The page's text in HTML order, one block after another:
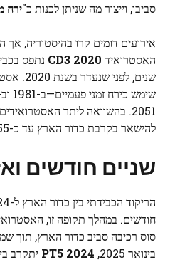
סביבו, וייצור מה שניתן לכנות כ"ירח
אירועים דומים קרו בהיסטוריה, אך
האסטרואיד 2020 CD3
נתפס
שנים, לפני שנעדר בשנת 2020. אסטרואיד נוסף,
2051. בהשוואה ליתר האסטרואידים,
להישאר בקרבת כדור הארץ עד כ-2055.
שניים חודשים
חודשים. במהלך תקופה זו,
בינואר 2025,
2024 PT5
יתקרב